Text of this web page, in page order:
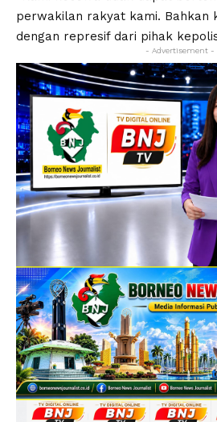
perwakilan rakyat kami. Bahkan
dengan represif dari pihak
- Advertisement -